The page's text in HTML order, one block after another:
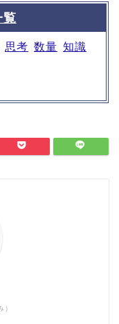
覧
思考 数量 知識
）